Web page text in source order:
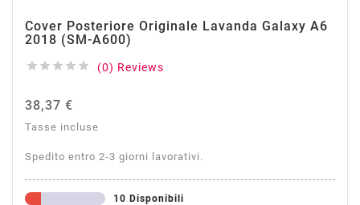
Cover Posteriore Originale Lavanda Galaxy A6
2018 (SM-A600)
     (0) Reviews
38,37 €
Tasse incluse
Spedito entro 2-3 giorni lavorativi.
10 Disponibili